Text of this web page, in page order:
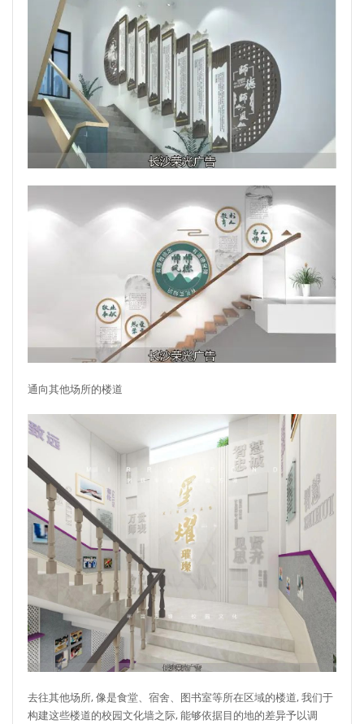
通向其他场所的楼道
去往其他场所, 像是食堂、宿舍、图书室等所在区域的楼道, 我们于
构建这些楼道的校园文化墙之际, 能够依据目的地的差异予以调